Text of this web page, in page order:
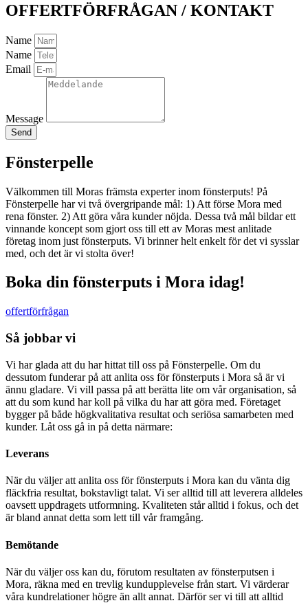
OFFERTFÖRFRÅGAN / KONTAKT
Name
Name
Email
Message
Send
Fönsterpelle
Välkommen till Moras främsta experter inom fönsterputs! På
Fönsterpelle har vi två övergripande mål: 1) Att förse Mora med
rena fönster. 2) Att göra våra kunder nöjda. Dessa två mål bildar ett
vinnande koncept som gjort oss till ett av Moras mest anlitade
företag inom just fönsterputs. Vi brinner helt enkelt för det vi sysslar
med, och det är vi stolta över!
Boka din fönsterputs i Mora idag!
offertförfrågan
Så jobbar vi​
Vi har glada att du har hittat till oss på Fönsterpelle. Om du
dessutom funderar på att anlita oss för fönsterputs i Mora så är vi
ännu gladare. Vi vill passa på att berätta lite om vår organisation, så
att du som kund har koll på vilka du har att göra med. Företaget
bygger på både högkvalitativa resultat och seriösa samarbeten med
kunder. Låt oss gå in på detta närmare:
Leverans
När du väljer att anlita oss för fönsterputs i Mora kan du vänta dig
fläckfria resultat, bokstavligt talat. Vi ser alltid till att leverera alldeles
oavsett uppdragets utformning. Kvaliteten står alltid i fokus, och det
är bland annat detta som lett till vår framgång.
Bemötande
När du väljer oss kan du, förutom resultaten av fönsterputsen i
Mora, räkna med en trevlig kundupplevelse från start. Vi värderar
våra kundrelationer högre än allt annat. Därför ser vi till att alltid